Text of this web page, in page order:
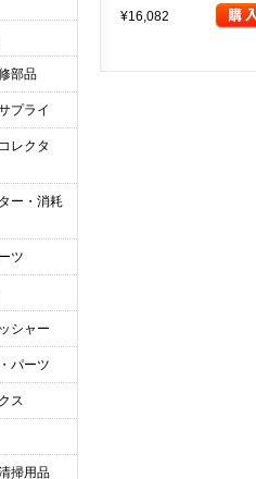
¥16,082
部品
プライ
レクタ
ー・消耗
ツ
シャー
パーツ
ス
掃用品